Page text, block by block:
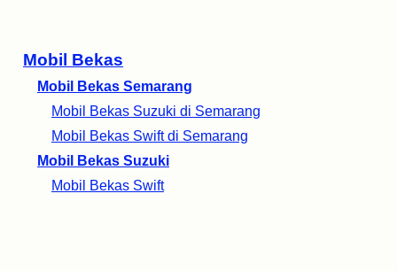
Mobil Bekas
Mobil Bekas Semarang
Mobil Bekas Suzuki di Semarang
Mobil Bekas Swift di Semarang
Mobil Bekas Suzuki
Mobil Bekas Swift